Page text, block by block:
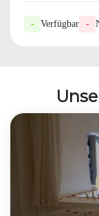
- Verfügbar -